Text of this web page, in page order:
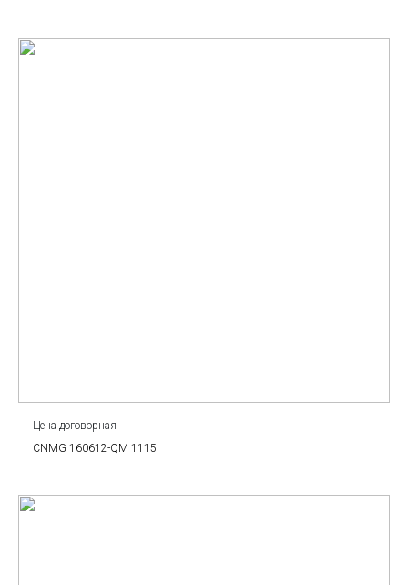
Цена договорная
CNMG 160612-QM 1115